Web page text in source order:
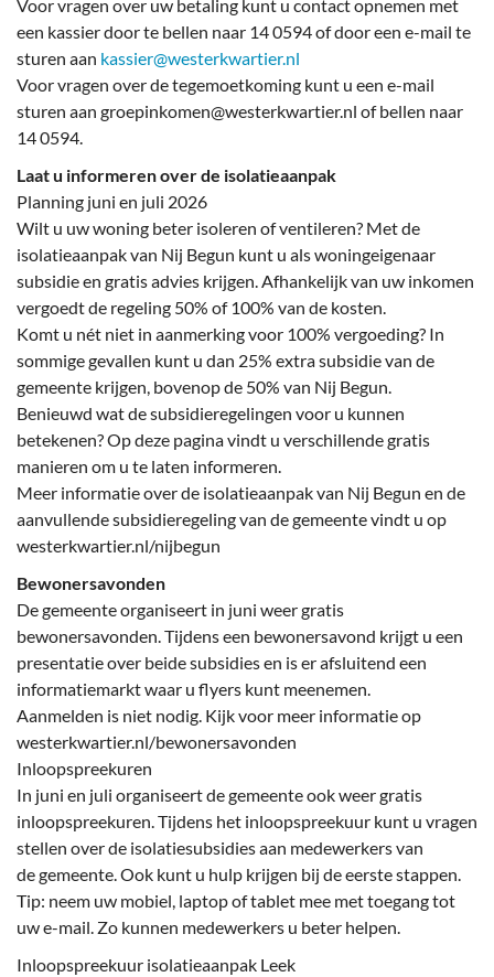
Voor vragen over uw betaling kunt u contact opnemen met
een kassier door te bellen naar 14 0594 of door een e-mail te
sturen aan kassier@westerkwartier.nl
Voor vragen over de tegemoetkoming kunt u een e-mail
sturen aan groepinkomen@westerkwartier.nl of bellen naar
14 0594.
Laat u informeren over de isolatieaanpak
Planning juni en juli 2026
Wilt u uw woning beter isoleren of ventileren? Met de
isolatieaanpak van Nij Begun kunt u als woningeigenaar
subsidie en gratis advies krijgen. Afhankelijk van uw inkomen
vergoedt de regeling 50% of 100% van de kosten.
Komt u nét niet in aanmerking voor 100% vergoeding? In
sommige gevallen kunt u dan 25% extra subsidie van de
gemeente krijgen, bovenop de 50% van Nij Begun.
Benieuwd wat de subsidieregelingen voor u kunnen
betekenen? Op deze pagina vindt u verschillende gratis
manieren om u te laten informeren.
Meer informatie over de isolatieaanpak van Nij Begun en de
aanvullende subsidieregeling van de gemeente vindt u op
westerkwartier.nl/nijbegun
Bewonersavonden
De gemeente organiseert in juni weer gratis
bewonersavonden. Tijdens een bewonersavond krijgt u een
presentatie over beide subsidies en is er afsluitend een
informatiemarkt waar u flyers kunt meenemen.
Aanmelden is niet nodig. Kijk voor meer informatie op
westerkwartier.nl/bewonersavonden
Inloopspreekuren
In juni en juli organiseert de gemeente ook weer gratis
inloopspreekuren. Tijdens het inloopspreekuur kunt u vragen
stellen over de isolatiesubsidies aan medewerkers van
de gemeente. Ook kunt u hulp krijgen bij de eerste stappen.
Tip: neem uw mobiel, laptop of tablet mee met toegang tot
uw e-mail. Zo kunnen medewerkers u beter helpen.
Inloopspreekuur isolatieaanpak Leek